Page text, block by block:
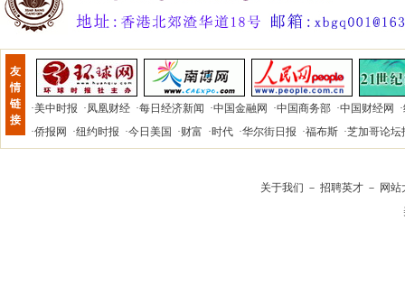
友
情
链
接
·美中时报 ·凤凰财经 ·每日经济新闻 ·中国金融网 ·中国商务部 ·中国财经网 ·
·侨报网 ·纽约时报 ·今日美国 ·财富 ·时代 ·华尔街日报 ·福布斯 ·芝加哥论坛
关于我们 － 招聘英才 － 网站